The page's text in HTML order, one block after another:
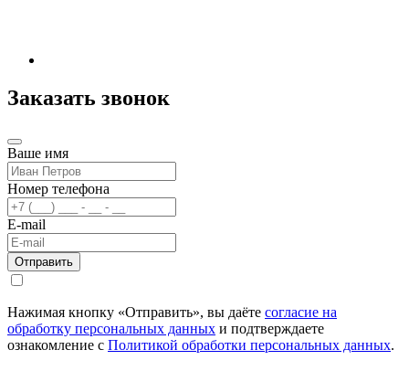
Заказать звонок
Ваше имя
Номер телефона
E-mail
Нажимая кнопку «Отправить», вы даёте согласие на
обработку персональных данных и подтверждаете
ознакомление с Политикой обработки персональных данных.